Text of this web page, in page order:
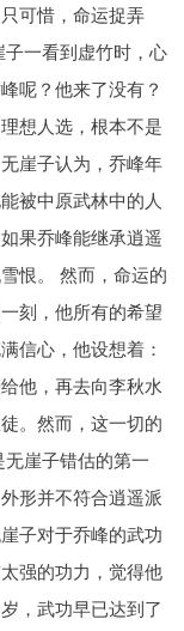
可惜，命运捉弄
一看到虚竹时，心
呢？他来了没有？
想人选，根本不是
崖子认为，乔峰年
被中原武林中的人
果乔峰能继承逍遥
恨。 然而，命运的
刻，他所有的希望
信心，他设想着：
他，再去向李秋水
。然而，这一切的
崖子错估的第一
形并不符合逍遥派
子对于乔峰的武功
强的功力，觉得他
，武功早已达到了